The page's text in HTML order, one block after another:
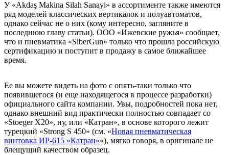
У «Akdaş Makina Silah Sanayi» в ассортименте также имеются
ряд моделей классических вертикалок и полуавтоматов,
однако сейчас не о них (кому интересно, загляните в
последнюю главу статьи). ООО «Ижевские ружья» сообщает,
что и пневматика «SiberGun» только что прошла российскую
сертификацию и поступит в продажу в самое ближайшее
время.
Ее вы можете видеть на фото с опять-таки только что
появившегося (и еще находящегося в процессе разработки)
официального сайта компании. Увы, подробностей пока нет,
однако внешний вид практически полностью совпадает со
«Stoeger X20», ну, или «Катран», в основе которого лежит
турецкий «Strong S 450» (см. «Новая пневматическая
винтовка ИР-615 «Катран»«), мягко говоря, в оригинале не
блещущий качеством образец.